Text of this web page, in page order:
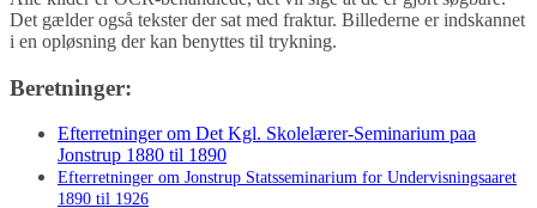
Det gælder også tekster der sat med fraktur. Billederne er indskannet
i en opløsning der kan benyttes til trykning.
Beretninger:
Efterretninger om Det Kgl. Skolelærer-Seminarium paa
Jonstrup 1880 til 1890
Efterretninger om Jonstrup Statsseminarium for Undervisningsaaret
1890 til 1926